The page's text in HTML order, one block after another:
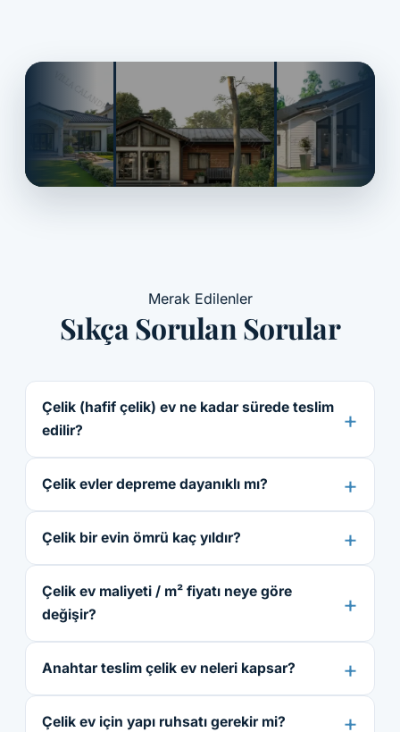
Merak Edilenler
Sıkça Sorulan Sorular
Çelik (hafif çelik) ev ne kadar sürede teslim
edilir?
Çelik evler depreme dayanıklı mı?
Çelik bir evin ömrü kaç yıldır?
Çelik ev maliyeti / m² fiyatı neye göre
değişir?
Anahtar teslim çelik ev neleri kapsar?
Çelik ev için yapı ruhsatı gerekir mi?